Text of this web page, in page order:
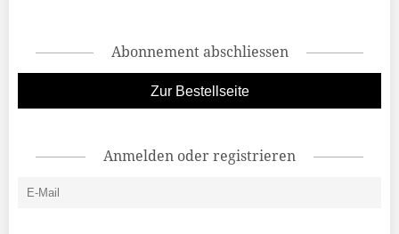
Abonnement abschliessen
Zur Bestellseite
Anmelden oder registrieren